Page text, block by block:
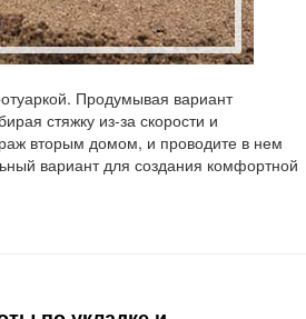
Продумывая вариант
стяжку из-за скорости и
вторым домом, и проводите в нем
вариант для создания комфортной